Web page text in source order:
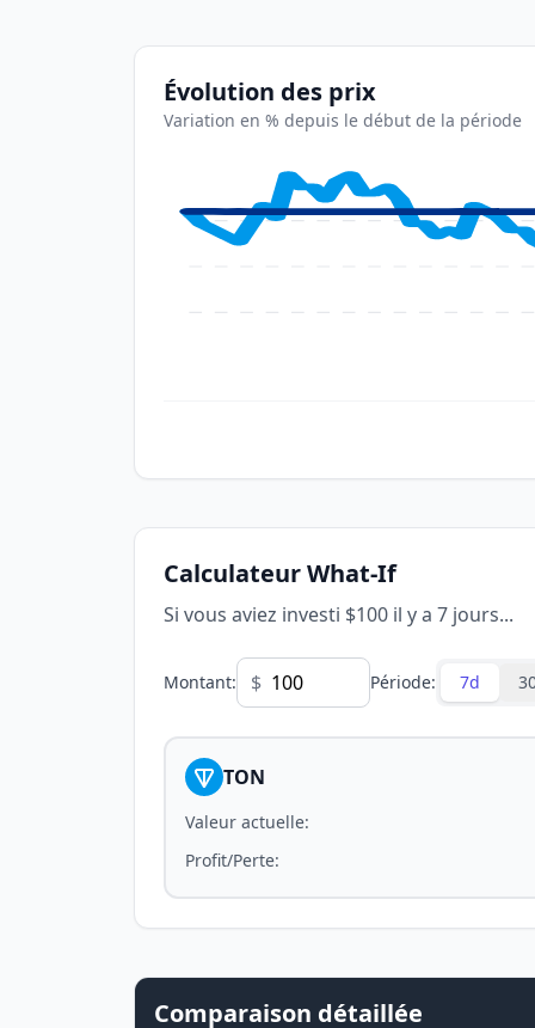
Évolution des prix
Variation en % depuis le début de la période
Calculateur What-If
Si vous aviez investi $100 il y a 7 jours...
Montant: $ Période: 7d
TON
Valeur actuelle:
Profit/Perte:
Comparaison détaillée